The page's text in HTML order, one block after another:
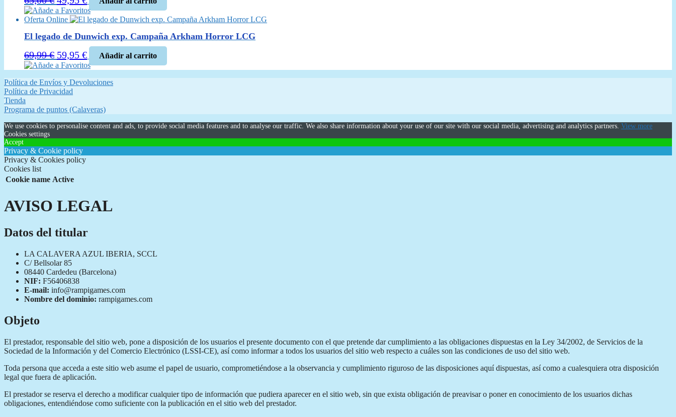
precio
original
era:
precio
actual
es:
49,95 €.
Añade a Favoritos
Oferta Online
El legado de Dunwich exp. Campaña Arkham Horror LCG
69,99€ El
precio
original
era:
59,95 €El
precio
actual
es:
Añadir al carrito
Añade a Favoritos
Política de Envíos y Devoluciones
Política de Privacidad
Tienda
Programa de puntos (Calaveras)
We use cookies to personalise content and ads, to provide social media features and to analyse our traffic. We also share information about your use of our site with our social media, advertising and analytics partners. View more
Cookies settings
Accept
Privacy & Cookie policy
Privacy & Cookies policy
Cookies list
Cookie name Active
AVISO LEGAL
Datos del titular
LA CALAVERA AZUL IBERIA, SCCL
C/ Bellsolar 85
08440 Cardedeu (Barcelona)
NIF: F56406838
E-mail: info@rampigames.com
Nombre del dominio: rampigames.com
Objeto
El prestador, responsable del sitio web, pone a disposición de los usuarios el presente documento con el que pretende dar cumplimiento a las obligaciones dispuestas en la Ley 34/2002, de Servicios de la
Sociedad de la Información y del Comercio Electrónico (LSSI-CE), así como informar a todos los usuarios del sitio web respecto a cuáles son las condiciones de uso del sitio web.
Toda persona que acceda a este sitio web asume el papel de usuario, comprometiéndose a la observancia y cumplimiento riguroso de las disposiciones aquí dispuestas, así como a cualesquiera otra disposición
legal que fuera de aplicación.
El prestador se reserva el derecho a modificar cualquier tipo de información que pudiera aparecer en el sitio web, sin que exista obligación de preavisar o poner en conocimiento de los usuarios dichas
obligaciones, entendiéndose como suficiente con la publicación en el sitio web del prestador.